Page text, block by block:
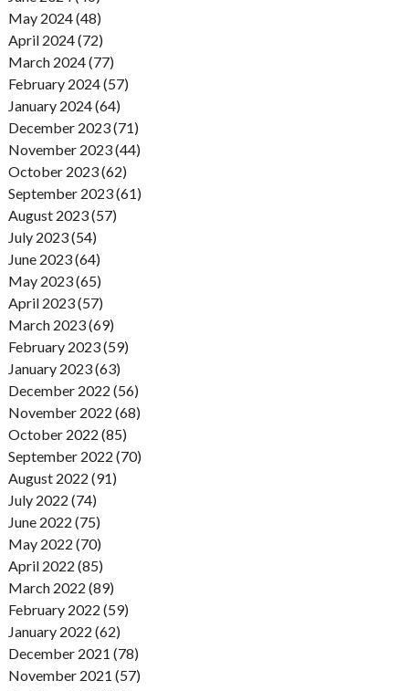
May 2024 (48)
April 2024 (72)
March 2024 (77)
February 2024 (57)
January 2024 (64)
December 2023 (71)
November 2023 (44)
October 2023 (62)
September 2023 (61)
August 2023 (57)
July 2023 (54)
June 2023 (64)
May 2023 (65)
April 2023 (57)
March 2023 (69)
February 2023 (59)
January 2023 (63)
December 2022 (56)
November 2022 (68)
October 2022 (85)
September 2022 (70)
August 2022 (91)
July 2022 (74)
June 2022 (75)
May 2022 (70)
April 2022 (85)
March 2022 (89)
February 2022 (59)
January 2022 (62)
December 2021 (78)
November 2021 (57)